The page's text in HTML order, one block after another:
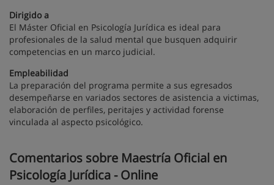
Dirigido a
El Máster Oficial en Psicología Jurídica es ideal para
profesionales de la salud mental que busquen adquirir
competencias en un marco judicial.
Empleabilidad
La preparación del programa permite a sus egresados
desempeñarse en variados sectores de asistencia a victimas,
elaboración de perfiles, peritajes y actividad forense
vinculada al aspecto psicológico.
Comentarios sobre Maestría Oficial en
Psicología Jurídica - Online